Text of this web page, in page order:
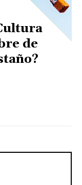
de